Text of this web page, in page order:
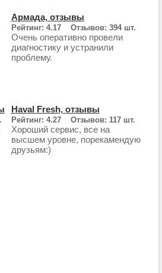
Армада, отзывы
Рейтинг: 4.17 Отзывов: 394 шт.
Очень оперативно провели
диагностику и устранили
проблему.
Haval Fresh, отзывы
Рейтинг: 4.27 Отзывов: 117 шт.
Хороший сервис, все на
высшем уровне, порекамендую
друзьям:)